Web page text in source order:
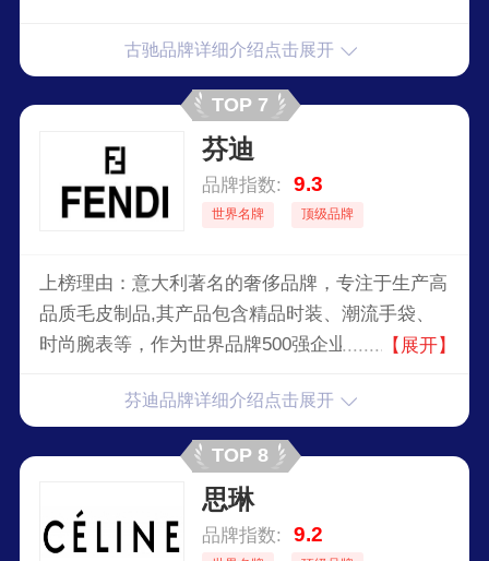
古驰品牌详细介绍点击展开
TOP 7
芬迪
品牌指数: 9.3
世界名牌 顶级品牌
上榜理由：意大利著名的奢侈品牌，专注于生产高
品质毛皮制品,其产品包含精品时装、潮流手袋、
时尚腕表等，作为世界品牌500强企业，芬廸品牌
【展开】
芬迪品牌详细介绍点击展开
TOP 8
思琳
品牌指数: 9.2